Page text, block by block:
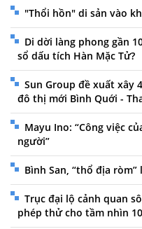
"Thổi hồn" di sản vào
Di dời làng phong gần
sổ dấu tích Hàn Mặc Tử?
Sun Group đề xuất xây
đô thị mới Bình Quới -
Mayu Ino: “Công việc
người”
Bình San, “thổ địa
Trục đại lộ cảnh quan
phép thử cho tầm nhìn